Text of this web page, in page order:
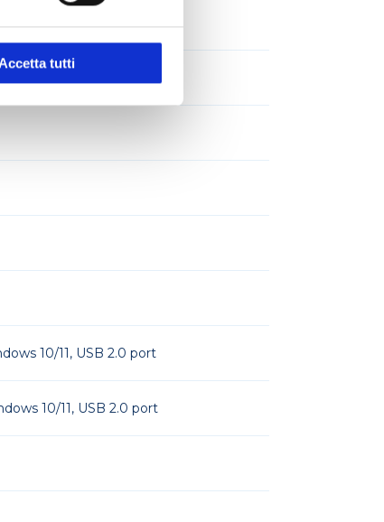
Accetta tutti
10/11, USB 2.0 port
10/11, USB 2.0 port